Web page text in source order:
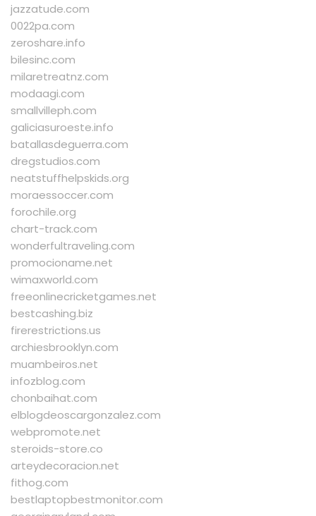
jazzatude.com
0022pa.com
zeroshare.info
bilesinc.com
milaretreatnz.com
modaagi.com
smallvilleph.com
galiciasuroeste.info
batallasdeguerra.com
dregstudios.com
neatstuffhelpskids.org
moraessoccer.com
forochile.org
chart-track.com
wonderfultraveling.com
promocioname.net
wimaxworld.com
freeonlinecricketgames.net
bestcashing.biz
firerestrictions.us
archiesbrooklyn.com
muambeiros.net
infozblog.com
chonbaihat.com
elblogdeoscargonzalez.com
webpromote.net
steroids-store.co
arteydecoracion.net
fithog.com
bestlaptopbestmonitor.com